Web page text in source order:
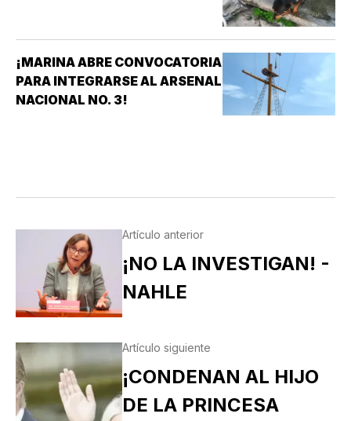
¡MARINA ABRE CONVOCATORIA
PARA INTEGRARSE AL ARSENAL
NACIONAL NO. 3!
Artículo anterior
¡NO LA INVESTIGAN! -
NAHLE
Artículo siguiente
¡CONDENAN AL HIJO
DE LA PRINCESA